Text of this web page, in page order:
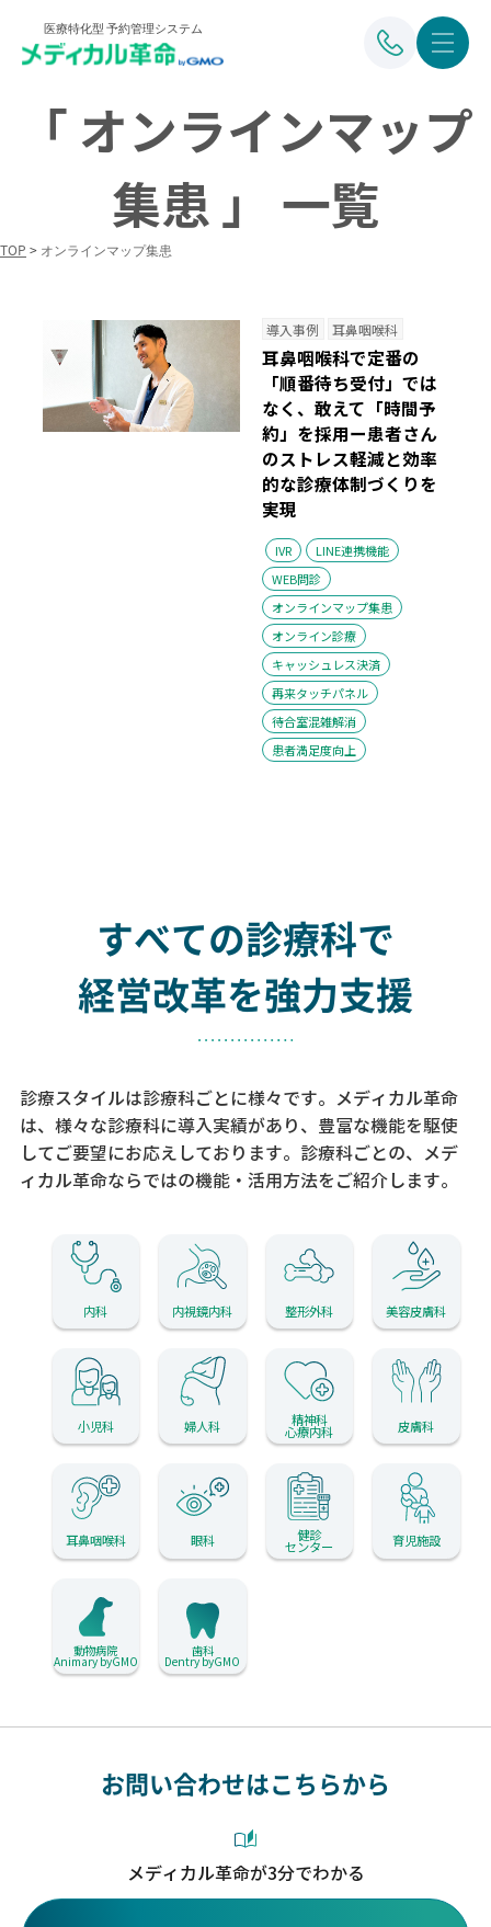
医療特化型 予約管理システム
「 オンラインマップ
集患 」 一覧
TOP > オンラインマップ集患
導入事例 耳鼻咽喉科
耳鼻咽喉科で定番の
「順番待ち受付」では
なく、敢えて「時間予
約」を採用ー患者さん
のストレス軽減と効率
的な診療体制づくりを
実現
IVR
LINE連携機能
WEB問診
オンラインマップ集患
オンライン診療
キャッシュレス決済
再来タッチパネル
待合室混雑解消
患者満足度向上
すべての診療科で
経営改革を強力支援
診療スタイルは診療科ごとに様々です。メディカル革命
は、様々な診療科に導入実績があり、 豊富な機能を駆使
してご要望にお応えしております。 診療科ごとの、メデ
ィカル革命ならではの機能・活用方法をご紹介します。
内科 内視鏡内科 整形外科 美容皮膚科
小児科 婦人科 精神科
心療内科 皮膚科
耳鼻咽喉科 眼科 健診
センター 育児施設
動物病院
Animary byGMO
歯科
Dentry byGMO
お問い合わせはこちらから
メディカル革命が3分でわかる